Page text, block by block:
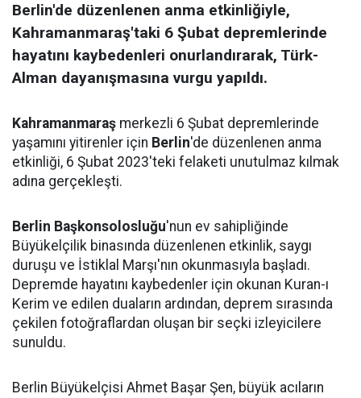
Berlin'de düzenlenen anma etkinliğiyle,
Kahramanmaraş'taki 6 Şubat depremlerinde
hayatını kaybedenleri onurlandırarak, Türk-
Alman dayanışmasına vurgu yapıldı.
Kahramanmaraş merkezli 6 Şubat depremlerinde
yaşamını yitirenler için Berlin'de düzenlenen anma
etkinliği, 6 Şubat 2023'teki felaketi unutulmaz kılmak
adına gerçekleşti.
Berlin Başkonsolosluğu'nun ev sahipliğinde
Büyükelçilik binasında düzenlenen etkinlik, saygı
duruşu ve İstiklal Marşı'nın okunmasıyla başladı.
Depremde hayatını kaybedenler için okunan Kuran-ı
Kerim ve edilen duaların ardından, deprem sırasında
çekilen fotoğraflardan oluşan bir seçki izleyicilere
sunuldu.
Berlin Büyükelçisi Ahmet Başar Şen, büyük acıların